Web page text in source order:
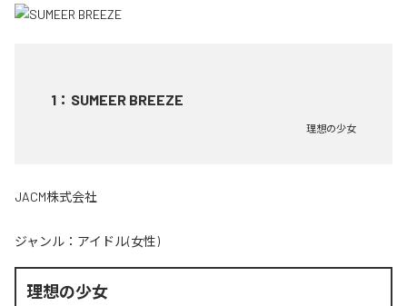
1 ： SUMEER BREEZE
理想の少女
JACM株式会社
ジャンル： アイドル(女性)
理想の少女